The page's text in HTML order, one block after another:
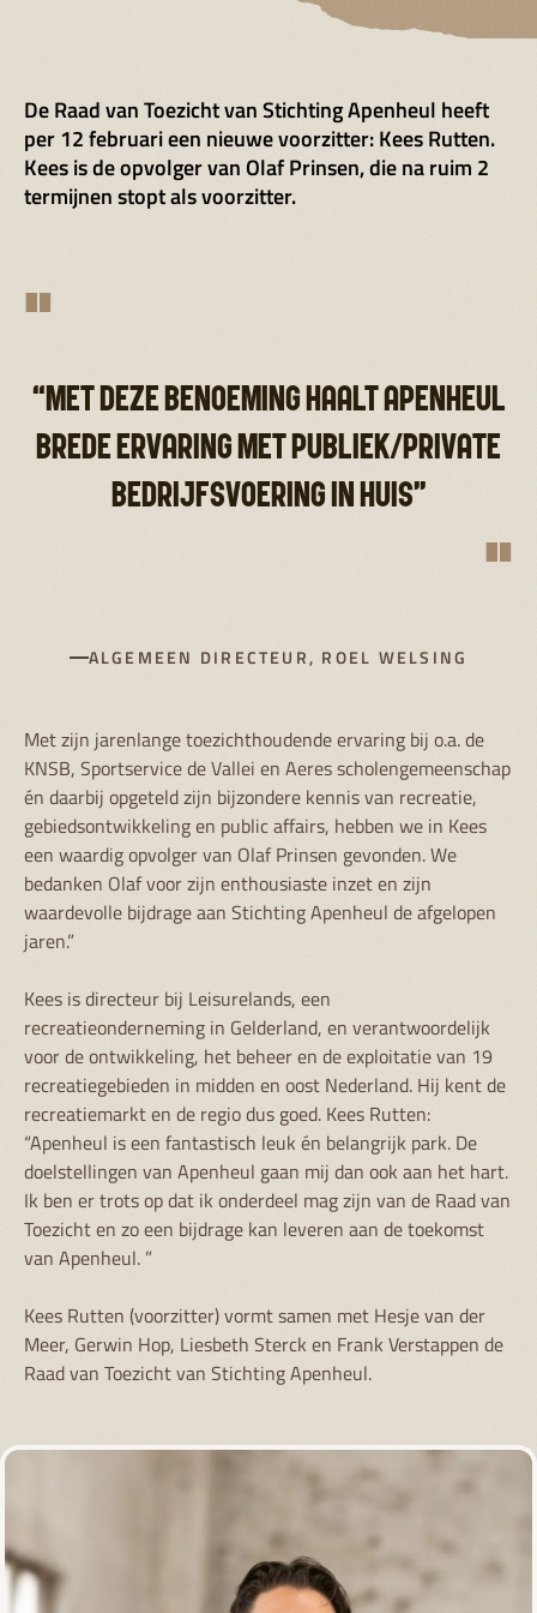
De Raad van Toezicht van Stichting Apenheul heeft
per 12 februari een nieuwe voorzitter: Kees Rutten.
Kees is de opvolger van Olaf Prinsen, die na ruim 2
termijnen stopt als voorzitter.
"
“MET DEZE BENOEMING HAALT APENHEUL
BREDE ERVARING MET PUBLIEK/PRIVATE
BEDRIJFSVOERING IN HUIS”
"
ALGEMEEN DIRECTEUR, ROEL WELSING
Met zijn jarenlange toezichthoudende ervaring bij o.a. de
KNSB, Sportservice de Vallei en Aeres scholengemeenschap
én daarbij opgeteld zijn bijzondere kennis van recreatie,
gebiedsontwikkeling en public affairs, hebben we in Kees
een waardig opvolger van Olaf Prinsen gevonden. We
bedanken Olaf voor zijn enthousiaste inzet en zijn
waardevolle bijdrage aan Stichting Apenheul de afgelopen
jaren.”
Kees is directeur bij Leisurelands, een
recreatieonderneming in Gelderland, en verantwoordelijk
voor de ontwikkeling, het beheer en de exploitatie van 19
recreatiegebieden in midden en oost Nederland. Hij kent de
recreatiemarkt en de regio dus goed. Kees Rutten:
“Apenheul is een fantastisch leuk én belangrijk park. De
doelstellingen van Apenheul gaan mij dan ook aan het hart.
Ik ben er trots op dat ik onderdeel mag zijn van de Raad van
Toezicht en zo een bijdrage kan leveren aan de toekomst
van Apenheul. ”
Kees Rutten (voorzitter) vormt samen met Hesje van der
Meer, Gerwin Hop, Liesbeth Sterck en Frank Verstappen de
Raad van Toezicht van Stichting Apenheul.